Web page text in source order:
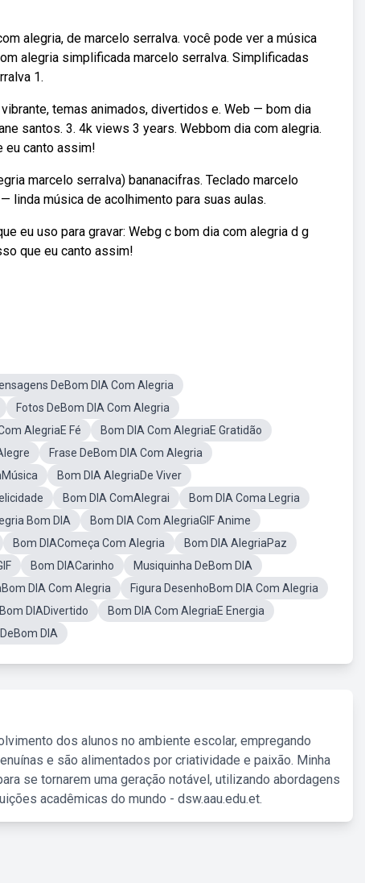
alegria, de marcelo serralva. você pode ver a música
alegria simplificada marcelo serralva. Simplificadas
1.
temas animados, divertidos e. Web — bom dia
santos. 3. 4k views 3 years. Webbom dia com alegria.
eu canto assim!
marcelo serralva) bananacifras. Teclado marcelo
linda música de acolhimento para suas aulas.
eu uso para gravar: Webg c bom dia com alegria d g
que eu canto assim!
DeBom DIA Com Alegria
Fotos DeBom DIA Com Alegria
AlegriaE Fé
Bom DIA Com AlegriaE Gratidão
Frase DeBom DIA Com Alegria
Bom DIA AlegriaDe Viver
Bom DIA ComAlegrai
Bom DIA Coma Legria
Bom DIA
Bom DIA Com AlegriaGIF Anime
Bom DIAComeça Com Alegria
Bom DIA AlegriaPaz
Bom DIACarinho
Musiquinha DeBom DIA
DIA Com Alegria
Figura DesenhoBom DIA Com Alegria
Bom DIADivertido
Bom DIA Com AlegriaE Energia
DIA
dos alunos no ambiente escolar, empregando
e são alimentados por criatividade e paixão. Minha
se tornarem uma geração notável, utilizando abordagens
acadêmicas do mundo - dsw.aau.edu.et.